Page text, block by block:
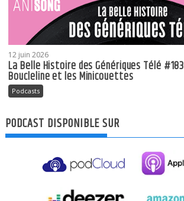
12 juin 2026
La Belle Histoire des Génériques Télé
Boucleline et les Minicouettes
Podcasts
PODCAST DISPONIBLE SUR